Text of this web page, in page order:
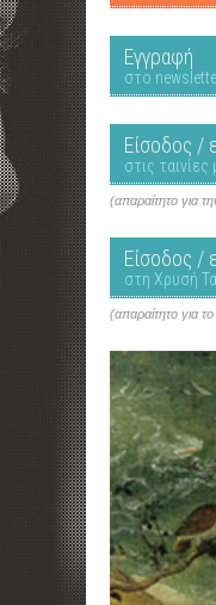
Εγγραφή
στο
Είσοδος /
στις ταινίες
(απαραίτητο για
Είσοδος /
στη Χρυσή
(απαραίτητο για